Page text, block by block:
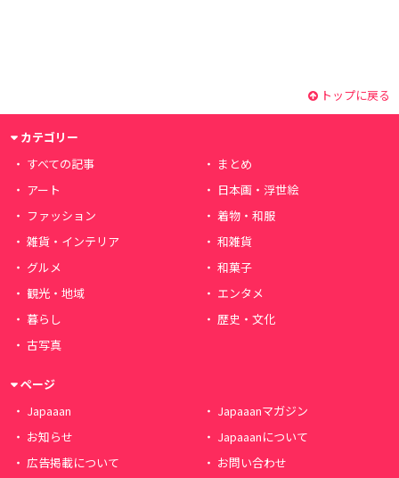
トップに戻る
カテゴリー
すべての記事
まとめ
アート
日本画・浮世絵
ファッション
着物・和服
雑貨・インテリア
和雑貨
グルメ
和菓子
観光・地域
エンタメ
暮らし
歴史・文化
古写真
ページ
Japaaan
Japaaanマガジン
お知らせ
Japaaanについて
広告掲載について
お問い合わせ